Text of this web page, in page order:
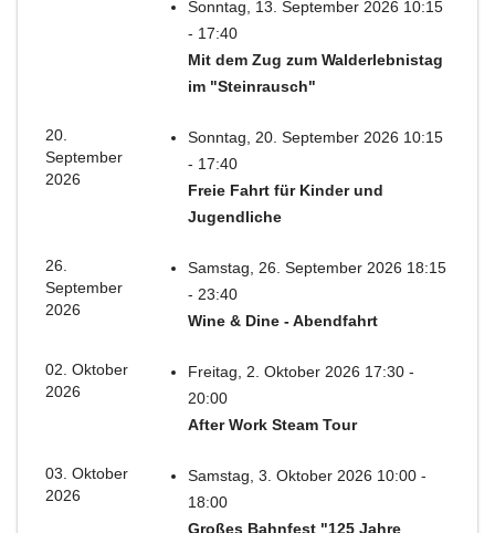
Sonntag, 13. September 2026 10:15
- 17:40
Mit dem Zug zum Walderlebnistag
im "Steinrausch"
20.
September
2026
Sonntag, 20. September 2026 10:15
- 17:40
Freie Fahrt für Kinder und
Jugendliche
26.
September
2026
Samstag, 26. September 2026 18:15
- 23:40
Wine & Dine - Abendfahrt
02. Oktober
2026
Freitag, 2. Oktober 2026 17:30 -
20:00
After Work Steam Tour
03. Oktober
2026
Samstag, 3. Oktober 2026 10:00 -
18:00
Großes Bahnfest "125 Jahre